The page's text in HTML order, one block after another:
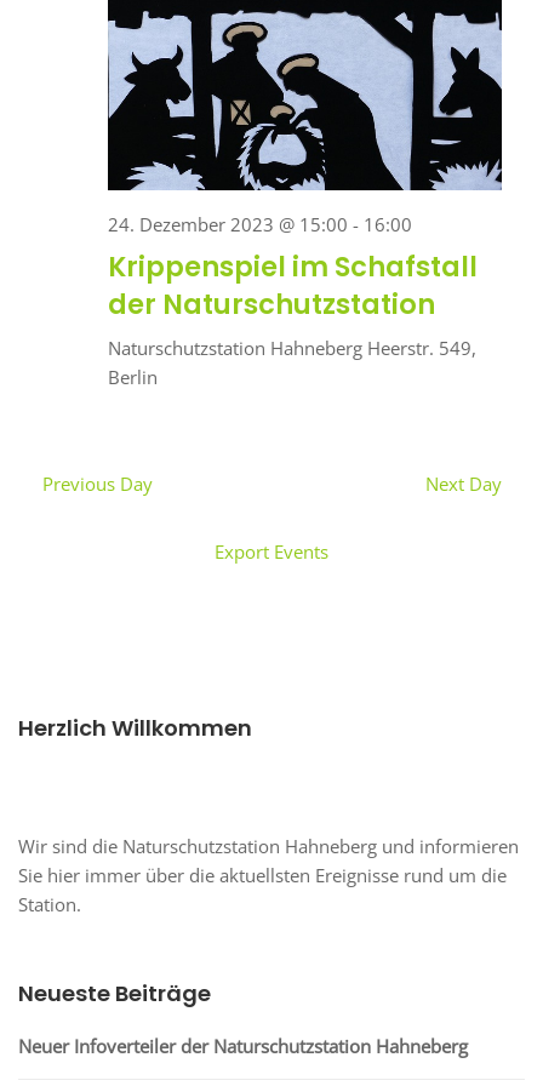
24. Dezember 2023 @ 15:00 - 16:00
Krippenspiel im Schafstall
der Naturschutzstation
Naturschutzstation Hahneberg Heerstr. 549,
Berlin
Previous Day Next Day
Export Events
Herzlich Willkommen
Wir sind die Naturschutzstation Hahneberg und informieren
Sie hier immer über die aktuellsten Ereignisse rund um die
Station.
Neueste Beiträge
Neuer Infoverteiler der Naturschutzstation Hahneberg